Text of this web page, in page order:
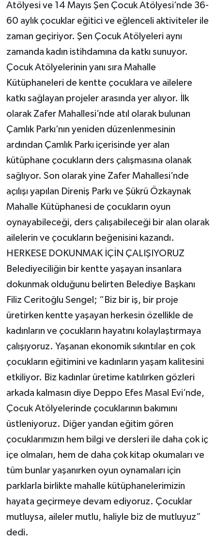
Atölyesi ve 14 Mayıs Şen Çocuk Atölyesi’nde 36-
60 aylık çocuklar eğitici ve eğlenceli aktiviteler ile
zaman geçiriyor. Şen Çocuk Atölyeleri aynı
zamanda kadın istihdamına da katkı sunuyor.
Çocuk Atölyelerinin yanı sıra Mahalle
Kütüphaneleri de kentte çocuklara ve ailelere
katkı sağlayan projeler arasında yer alıyor. İlk
olarak Zafer Mahallesi’nde atıl olarak bulunan
Çamlık Parkı’nın yeniden düzenlenmesinin
ardından Çamlık Parkı içerisinde yer alan
kütüphane çocukların ders çalışmasına olanak
sağlıyor. Son olarak yine Zafer Mahallesi’nde
açılışı yapılan Direniş Parkı ve Şükrü Özkaynak
Mahalle Kütüphanesi de çocukların oyun
oynayabileceği, ders çalışabileceği bir alan olarak
ailelerin ve çocukların beğenisini kazandı.
HERKESE DOKUNMAK İÇİN ÇALIŞIYORUZ
Belediyeciliğin bir kentte yaşayan insanlara
dokunmak olduğunu belirten Belediye Başkanı
Filiz Ceritoğlu Sengel; “Biz bir iş, bir proje
üretirken kentte yaşayan herkesin özellikle de
kadınların ve çocukların hayatını kolaylaştırmaya
çalışıyoruz. Yaşanan ekonomik sıkıntılar en çok
çocukların eğitimini ve kadınların yaşam kalitesini
etkiliyor. Biz kadınlar üretime katılırken gözleri
arkada kalmasın diye Deppo Efes Masal Evi’nde,
Çocuk Atölyelerinde çocuklarının bakımını
üstleniyoruz. Diğer yandan eğitim gören
çocuklarımızın hem bilgi ve dersleri ile daha çok iç
içe olmaları, hem de daha çok kitap okumaları ve
tüm bunlar yaşanırken oyun oynamaları için
parklarla birlikte mahalle kütüphanelerimizin
hayata geçirmeye devam ediyoruz. Çocuklar
mutluysa, aileler mutlu, haliyle biz de mutluyuz”
dedi.
SİYASET
SPOR
TATLISU
TİCARET
YAŞAM